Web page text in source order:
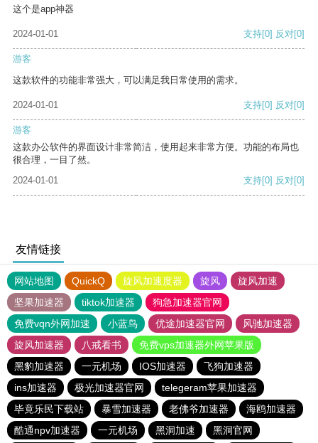
这个是app神器
2024-01-01 支持[0] 反对[0]
游客
这款软件的功能非常强大，可以满足我日常使用的需求。
2024-01-01 支持[0] 反对[0]
游客
这款办公软件的界面设计非常简洁，使用起来非常方便。功能的布局也
很合理，一目了然。
2024-01-01
支持[0] 反对[0]
友情链接
网站地图 QuickQ 旋风加速度器 旋风
旋风加速
坚果加速器
tiktok加速器
狗急加速器官网
免费vqn外网加速
小蓝鸟 优途加速器官网
风驰加速器
旋风加速器
八戒看书
免费vps加速器外网苹果版
黑豹加速器
一元机场 IOS加速器
飞狗加速器
ins加速器
极光加速器官网
telegeram苹果加速器
毕竟乐民下载站
暴雪加速器 老佛爷加速器
海鸥加速器
酷通npv加速器
一元机场 黑洞加速 黑洞官网